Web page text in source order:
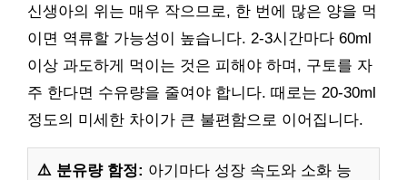
신생아의 위는 매우 작으므로, 한 번에 많은 양을 먹
이면 역류할 가능성이 높습니다. 2-3시간마다 60ml
이상 과도하게 먹이는 것은 피해야 하며, 구토를 자
주 한다면 수유량을 줄여야 합니다. 때로는 20-30ml
정도의 미세한 차이가 큰 불편함으로 이어집니다.
⚠️ 분유량 함정: 아기마다 성장 속도와 소화 능